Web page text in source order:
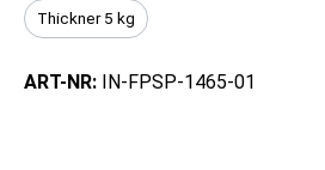
Thickner 5 kg
ART-NR: IN-FPSP-1465-01